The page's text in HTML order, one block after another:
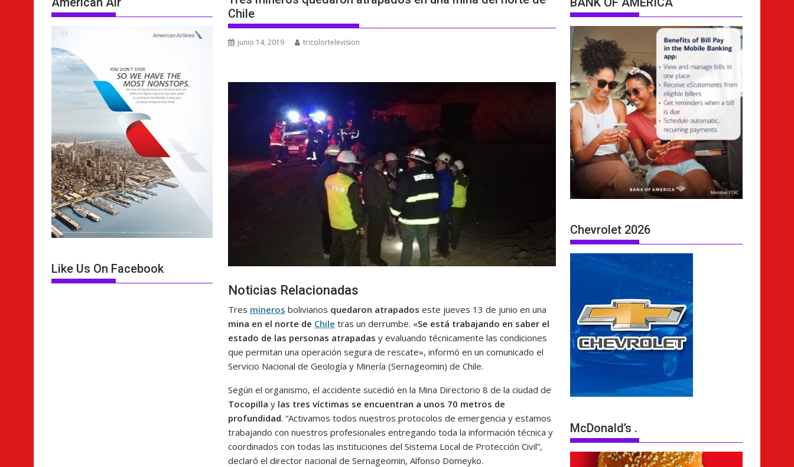
Chile
junio 14, 2019 tricolortelevision
Noticias Relacionadas
Tres mineros bolivianos quedaron atrapados este jueves 13 de junio en una
mina en el norte de Chile tras un derrumbe. «Se está trabajando en saber el
estado de las personas atrapadas y evaluando técnicamente las condiciones
que permitan una operación segura de rescate», informó en un comunicado el
Servicio Nacional de Geología y Minería (Sernageomin) de Chile.
Según el organismo, el accidente sucedió en la Mina Directorio 8 de la ciudad de
Tocopilla y las tres víctimas se encuentran a unos 70 metros de
profundidad. “Activamos todos nuestros protocolos de emergencia y estamos
trabajando con nuestros profesionales entregando toda la información técnica y
coordinados con todas las instituciones del Sistema Local de Protección Civil”,
declaró el director nacional de Sernageomin, Alfonso Domeyko.
Like Us On Facebook
Chevrolet 2026
McDonald’s .